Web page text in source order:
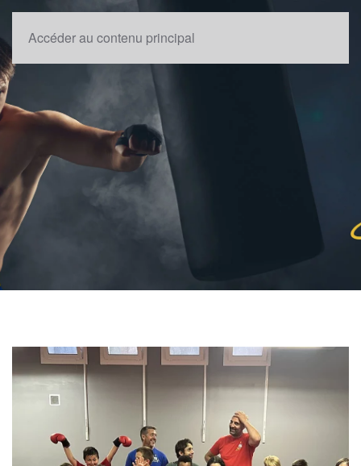
Accéder au contenu principal